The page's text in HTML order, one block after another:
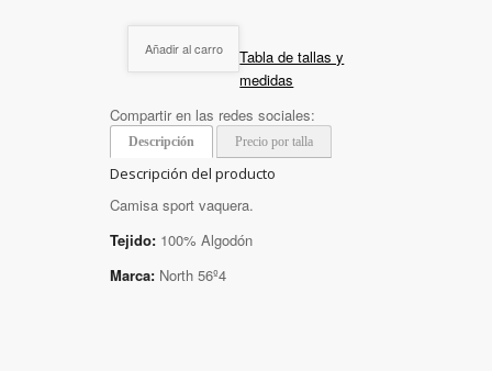
Añadir al carro
Tabla de tallas y
medidas
Compartir en las redes sociales:
Descripción Precio por talla
Descripción del producto
Camisa sport vaquera.
Tejido: 100% Algodón
Marca: North 56º4